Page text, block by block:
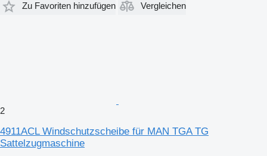
Zu Favoriten hinzufügen
Vergleichen
2
4911ACL Windschutzscheibe für MAN TGA TG
Sattelzugmaschine